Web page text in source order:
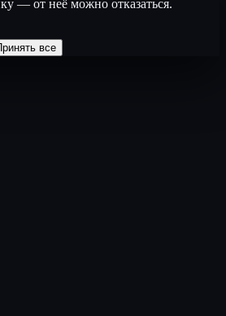
— от неё можно отказаться.
все